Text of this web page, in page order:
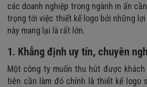
các doanh nghiệp trong ngành in ấn
trọng tới việc thiết kế logo bởi những
này mang lại là rất lớn.
1. Khẳng định uy tín, chuyên
Một công ty muốn thu hút được
tiên cần làm đó chính là thiết kế logo